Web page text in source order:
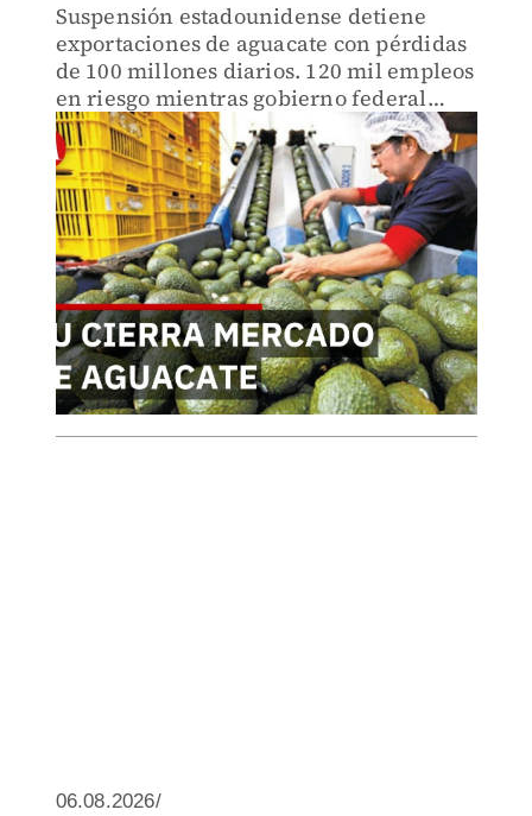
Suspensión estadounidense detiene
exportaciones de aguacate con pérdidas
de 100 millones diarios. 120 mil empleos
en riesgo mientras gobierno federal
coordina con Relaciones Exteriores y
Agricultura. Claudia Sheinbaum
interviene de urgencia.
06.08.2026/